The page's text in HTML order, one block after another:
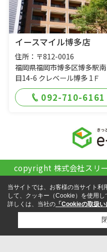
イースマイル博多店
住所：〒812-0016
福岡県福岡市博多区博多駅
目14-6 クレベール博多 1Ｆ
092-710-6161
copyright 株式会社スリ
当サイトでは、お客様の当サイト利
して、クッキー（Cookie）を使用し
詳しくは、当社の 「Cookieの取扱い